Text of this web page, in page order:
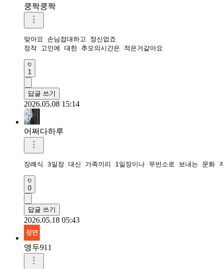
쿵짝쿵짝
맞아요 손님접대하고 정신없죠
정작 고인에 대한 추모의시간은 적은거같아요
1
답글 쓰기
2026.05.08 15:14
어쩌다하루
장례식 3일장 대신 가족끼리 1일장이나 무빈소로 보내는 문
0
답글 쓰기
2026.05.18 05:43
앵두911